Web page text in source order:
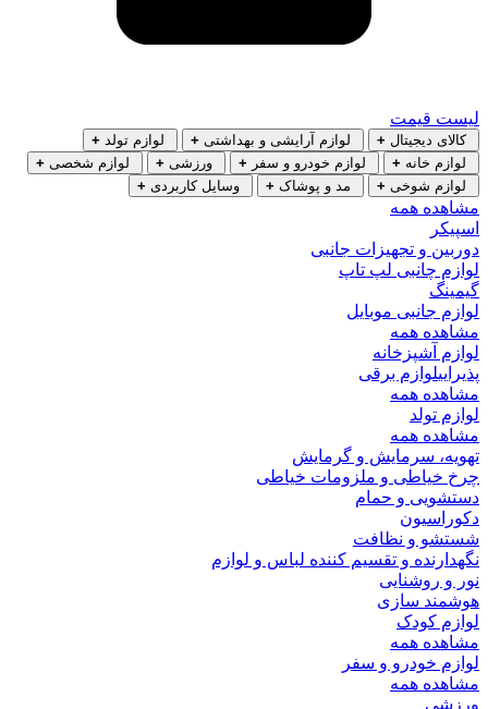
لیست قیمت
کالای دیجیتال + لوازم آرایشی و بهداشتی + لوازم تولد +
لوازم خانه + لوازم خودرو و سفر + ورزشی + لوازم شخصی +
لوازم شوخی + مد و پوشاک + وسایل کاربردی +
مشاهده همه
اسپیکر
دوربین و تجهیزات جانبی
لوازم چانبی لپ تاپ
گیمینگ
لوازم جانبی موبایل
مشاهده همه
لوازم آشپزخانه
پذیراییلوازم برقی
مشاهده همه
لوازم تولد
مشاهده همه
تهویه، سرمایش و گرمایش
چرخ خیاطی و ملزومات خیاطی
دستشویی و حمام
دکوراسیون
شستشو و نظافت
نگهدارنده و تقسیم کننده لباس و لوازم
نور و روشنایی
هوشمند سازی
لوازم کودک
مشاهده همه
لوازم خودرو و سفر
مشاهده همه
ورزشی